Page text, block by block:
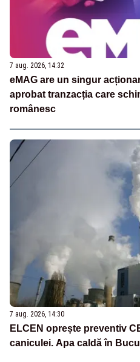
7 aug. 2026, 14:32
eMAG are un singur
aprobat tranzacția care
românesc
7 aug. 2026, 14:30
ELCEN oprește preventiv
caniculei. Apa caldă în